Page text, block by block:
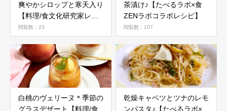
爽やかシロップと寒天入り
【料理/食文化研究家レシ
ピ】
閲覧数：23
茶漬け♪【たべるラボ×食
ZENラボコラボレシピ】
閲覧数：107
白桃のヴェリーヌ＊季節の
グラスデザート【料理/食
乾燥キャベツとツナのレモ
ンパスタ♪【たべるラボ×